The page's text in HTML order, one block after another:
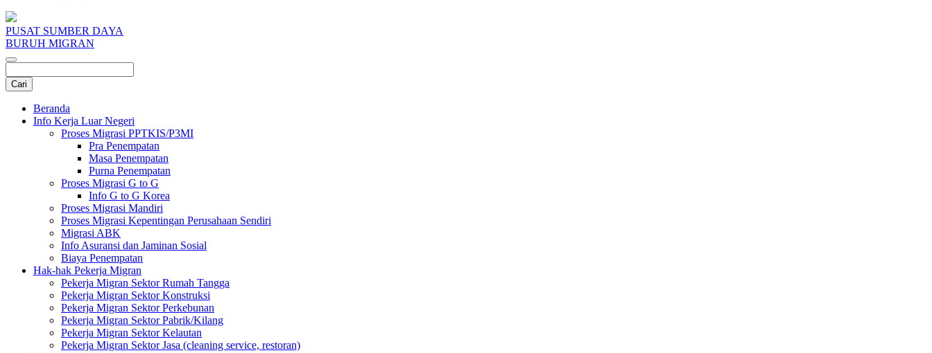
PUSAT SUMBER DAYA
BURUH MIGRAN
Beranda
Info Kerja Luar Negeri
Proses Migrasi PPTKIS/P3MI
Pra Penempatan
Masa Penempatan
Purna Penempatan
Proses Migrasi G to G
Info G to G Korea
Proses Migrasi Mandiri
Proses Migrasi Kepentingan Perusahaan Sendiri
Migrasi ABK
Info Asuransi dan Jaminan Sosial
Biaya Penempatan
Hak-hak Pekerja Migran
Pekerja Migran Sektor Rumah Tangga
Pekerja Migran Sektor Konstruksi
Pekerja Migran Sektor Perkebunan
Pekerja Migran Sektor Pabrik/Kilang
Pekerja Migran Sektor Kelautan
Pekerja Migran Sektor Jasa (cleaning service, restoran)